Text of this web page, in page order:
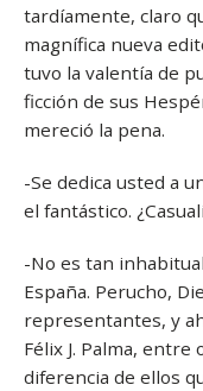
tardíamente, claro
magnífica nueva
tuvo la valentía de
ficción de sus
mereció la pena.
-Se dedica usted a
el fantástico.
-No es tan
España. Perucho,
representantes, y
Félix J. Palma,
diferencia de ellos